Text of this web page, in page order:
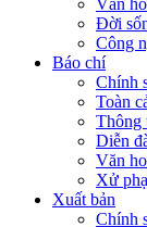
Văn
Đời
Công
Báo chí
Chính
Toàn
Thông
Diễn
Văn
Xử
Xuất bản
Chính